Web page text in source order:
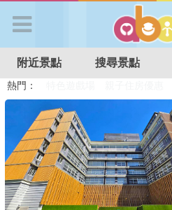
APP登入
首 頁
搜尋景點
好康優惠
附近景點 搜尋景點
熱門：
特色遊戲場
親子住房優惠 台北親子